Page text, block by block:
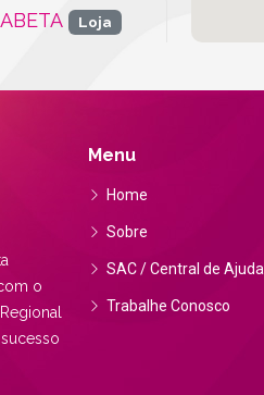
Loja
RJ
Loja
SANTOS
o
Menu
Home
Sobre
SAC / Central de Ajuda
Trabalhe Conosco